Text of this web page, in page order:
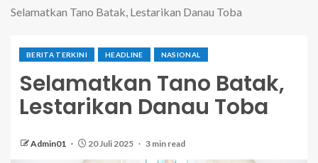
Selamatkan Tano Batak, Lestarikan Danau Toba
BERITA TERKINI HEADLINE NASIONAL
Selamatkan Tano Batak,
Lestarikan Danau Toba
Admin01 20 Juli 2025 3 min read